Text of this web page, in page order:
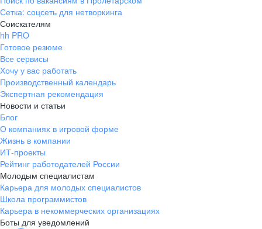
Сетка: соцсеть для нетворкинга
Соискателям
hh PRO
Готовое резюме
Все сервисы
Хочу у вас работать
Производственный календарь
Экспертная рекомендация
Новости и статьи
Блог
О компаниях в игровой форме
Жизнь в компании
ИТ-проекты
Рейтинг работодателей России
Молодым специалистам
Карьера для молодых специалистов
Школа программистов
Карьера в некоммерческих организациях
Боты для уведомлений